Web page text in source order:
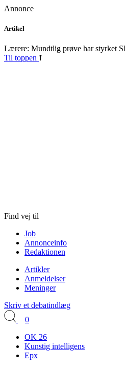
Annonce
Skip
content
Artikel
Lærere: Mundtlig prøve har styrket
Til toppen
Find vej til
Job
Annonceinfo
Redaktionen
Artikler
Anmeldelser
Meninger
Skriv et debatindlæg
0
OK 26
Kunstig intelligens
Epx